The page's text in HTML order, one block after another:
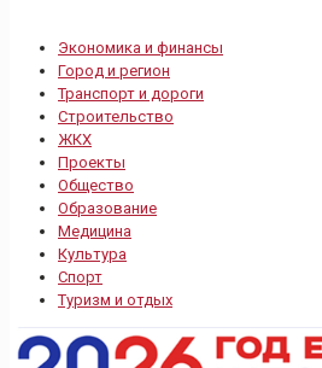
Экономика и финансы
Город и регион
Транспорт и дороги
Строительство
ЖКХ
Проекты
Общество
Образование
Медицина
Культура
Спорт
Туризм и отдых